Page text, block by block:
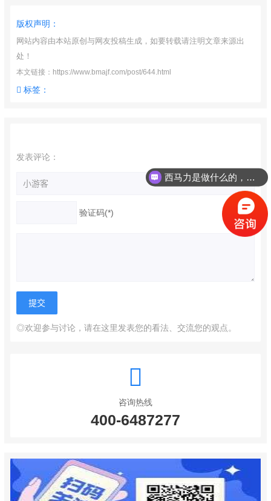
版权声明：
网站内容由本站原创与网友投稿生成，如要转载请注明文章来源出
处！
本文链接：https://www.bmajf.com/post/644.html
标签：
发表评论：
验证码(*)
◎欢迎参与讨论，请在这里发表您的看法、交流您的观点。
咨询热线
400-6487277
西马力是做什么的，可以介绍下你们的产品么？